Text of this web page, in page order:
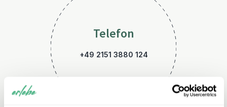
Telefon
+49 2151 3880 124